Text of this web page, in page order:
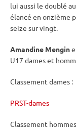
lui aussi le doublé
élancé en onzième
seize sur vingt.
Amandine Mengin
U17 dames et
Classement dames :
PRST-dames
Classement